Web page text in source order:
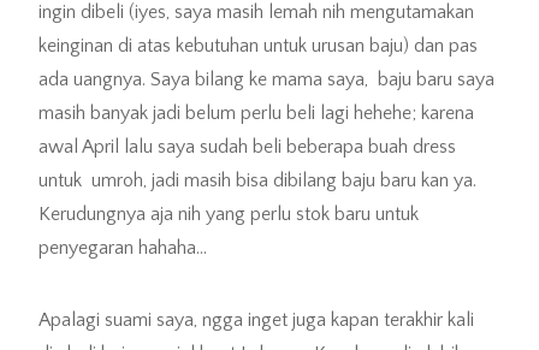
ingin dibeli (iyes, saya masih lemah nih mengutamakan
keinginan di atas kebutuhan untuk urusan baju) dan pas
ada uangnya. Saya bilang ke mama saya, baju baru saya
masih banyak jadi belum perlu beli lagi hehehe; karena
awal April lalu saya sudah beli beberapa buah dress
untuk umroh, jadi masih bisa dibilang baju baru kan ya.
Kerudungnya aja nih yang perlu stok baru untuk
penyegaran hahaha…
Apalagi suami saya, ngga inget juga kapan terakhir kali